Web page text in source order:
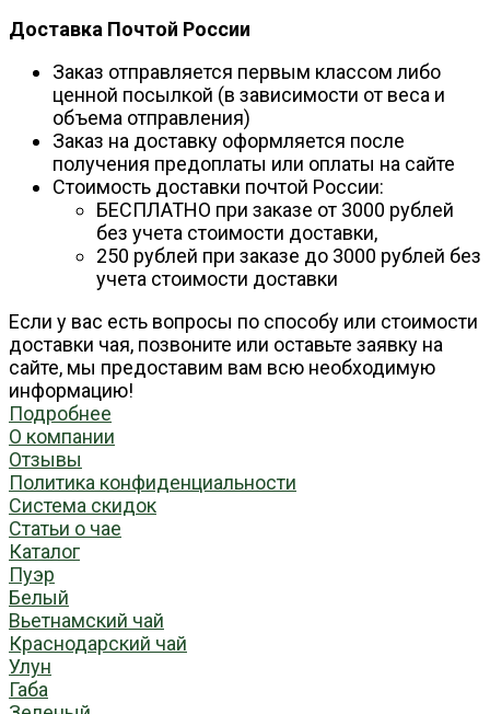
Доставка Почтой России
Заказ отправляется первым классом либо
ценной посылкой (в зависимости от веса и
объема отправления)
Заказ на доставку оформляется после
получения предоплаты или оплаты на сайте
Стоимость доставки почтой России:
БЕСПЛАТНО при заказе от 3000 рублей
без учета стоимости доставки,
250 рублей при заказе до 3000 рублей без
учета стоимости доставки
Если у вас есть вопросы по способу или стоимости
доставки чая, позвоните или оставьте заявку на
сайте, мы предоставим вам всю необходимую
информацию!
Подробнее
О компании
Отзывы
Политика конфиденциальности
Система скидок
Статьи о чае
Каталог
Пуэр
Белый
Вьетнамский чай
Краснодарский чай
Улун
Габа